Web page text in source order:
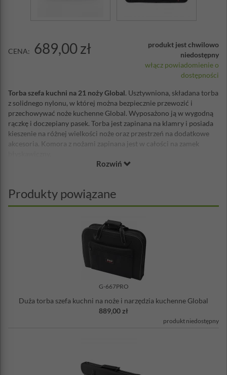
CENA: 689,00 zł
produkt jest chwilowo
niedostępny
włącz powiadomienie o
dostępności
Torba szefa kuchni na 21 noży Global. Usztywniona, składana torba
z solidnego nylonu, w której można bezpiecznie przewozić i
przechowywać noże kuchenne Global. Wyposażono ją w wygodną
rączkę i doczepiany pasek. Torba jest zapinana na klamry i posiada
kieszenie na różnej wielkości noże oraz przestrzeń na dodatkowe
akcesoria. Komora z nożami zapinana jest w całości na zamek
wymiar po rozłożeniu: 52 x 90 cm
waga: 1,82 kg
miejsce na dodatkowe akcesoria, np. ostrzałkę, długopisy,
komora z nożami w całości zapinana na zamek błyskawiczny
wygodna rączka i doczepiany pasek, który można regulować
na zewnątrz przezroczysta kieszonka na wizytówkę lub
materiał zewnętrzny: najwyższej jakości nylon
Wysokiej klasy noże należą do najcenniejszych przedmiotów w
życiu kucharza, wymagają więc odpowiedniego zabezpieczenia w
transporcie i starannej pielęgnacji w przerwach od pracy.
Rozwiń
Produkty powiązane
G-667PRO
Duża torba szefa kuchni na noże i narzędzia kuchenne Global
889,00 zł
produkt niedostępny